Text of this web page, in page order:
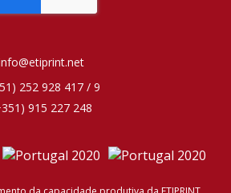
252 928 417 / 9
915 227 248